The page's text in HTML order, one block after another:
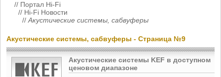
// Портал Hi-Fi
// Hi-Fi Новости
// Акустические системы, сабвуферы
Акустические системы, сабвуферы - Страница №9
Акустические системы KEF в доступном
ценовом диапазоне